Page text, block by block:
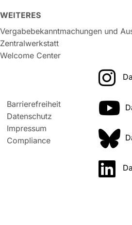
WEITERES
Vergabebekanntmachungen und
Zentralwerkstatt
Welcome Center
Barrierefreiheit
Datenschutz
Impressum
Compliance